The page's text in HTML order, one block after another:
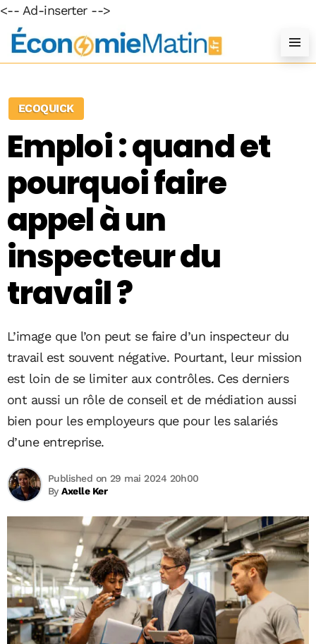
<-- Ad-inserter -->
ECOQUICK
Emploi : quand et
pourquoi faire
appel à un
inspecteur du
travail ?
L’image que l’on peut se faire d’un inspecteur du
travail est souvent négative. Pourtant, leur mission
est loin de se limiter aux contrôles. Ces derniers
ont aussi un rôle de conseil et de médiation aussi
bien pour les employeurs que pour les salariés
d’une entreprise.
ByAxelle Ker
Published on 29 mai 2024 20h00